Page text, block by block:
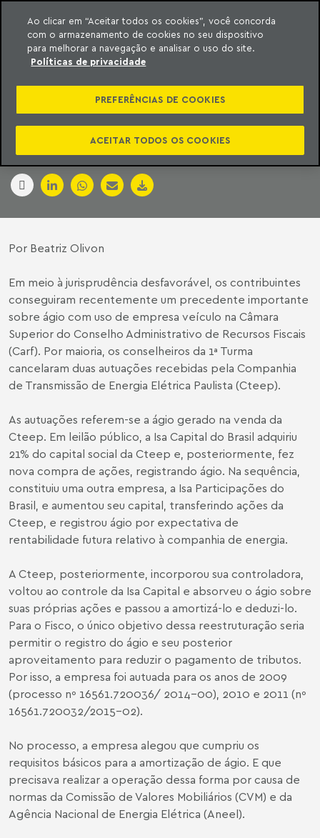
o conteúdo
Machado Meyer
CTEEP VENCE NA
CÂMARA SUPERIOR
Por Beatriz Olivon
Em meio à jurisprudência desfavorável, os contribuintes
conseguiram recentemente um precedente importante
sobre ágio com uso de empresa veículo na Câmara
Superior do Conselho Administrativo de Recursos Fiscais
(Carf). Por maioria, os conselheiros da 1ª Turma
cancelaram duas autuações recebidas pela Companhia
de Transmissão de Energia Elétrica Paulista (Cteep).
As autuações referem-se a ágio gerado na venda da
Cteep. Em leilão público, a Isa Capital do Brasil adquiriu
21% do capital social da Cteep e, posteriormente, fez
nova compra de ações, registrando ágio. Na sequência,
constituiu uma outra empresa, a Isa Participações do
Brasil, e aumentou seu capital, transferindo ações da
Cteep, e registrou ágio por expectativa de
rentabilidade futura relativo à companhia de energia.
A Cteep, posteriormente, incorporou sua controladora,
voltou ao controle da Isa Capital e absorveu o ágio sobre
suas próprias ações e passou a amortizá-lo e deduzi-lo.
Para o Fisco, o único objetivo dessa reestruturação seria
permitir o registro do ágio e seu posterior
aproveitamento para reduzir o pagamento de tributos.
Por isso, a empresa foi autuada para os anos de 2009
(processo nº 16561.720036/ 2014-00), 2010 e 2011 (nº
16561.720032/2015-02).
No processo, a empresa alegou que cumpriu os
requisitos básicos para a amortização de ágio. E que
precisava realizar a operação dessa forma por causa de
normas da Comissão de Valores Mobiliários (CVM) e da
Agência Nacional de Energia Elétrica (Aneel).
Ao clicar em “Aceitar todos os cookies”, você concorda
com o armazenamento de cookies no seu dispositivo
para melhorar a navegação e analisar o uso do site.
Políticas de privacidade
PREFERÊNCIAS DE COOKIES
ACEITAR TODOS OS COOKIES